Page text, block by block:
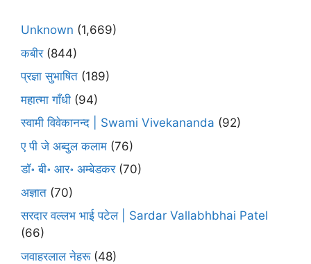
Unknown (1,669)
कबीर(844)
प्रज्ञा सुभाषित (189)
महात्मा गाँधी (94)
स्वामी विवेकानन्द | Swami Vivekananda (92)
ए पी जे अब्दुल कलाम (76)
डॉ॰ बी॰ आर॰ अम्बेडकर(70)
अज्ञात (70)
सरदार वल्लभ भाई पटेल | Sardar Vallabhbhai Patel
(66)
जवाहरलाल नेहरू(48)